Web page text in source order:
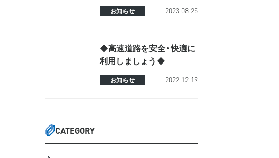
お知らせ 2023.08.25
◆高速道路を安全・快適に
利用しましょう◆
お知らせ 2022.12.19
CATEGORY